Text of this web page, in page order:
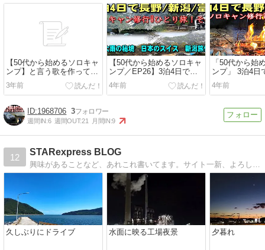
【50代から始めるソロキャ
ンプ】と言う歌を作ってみ
た❣
3年前
【50代から始めるソロキャ
ンプ／EP26】3泊4日で巡
る長野・新潟・富山ソロキ
ャン修行ひとり旅のその
2！大雨の秘境 日本のスイ
4年前
「50代から始
ンプ」 3泊4日
新潟・富山ソ
行・ひとり旅
まくり長野旅
4年前
1968706 3
週間IN:6 週間OUT:21 月間IN:9
12
STARexpress BLOG
久しぶりにドライブ 水面に映る工場夜景 夕暮れ